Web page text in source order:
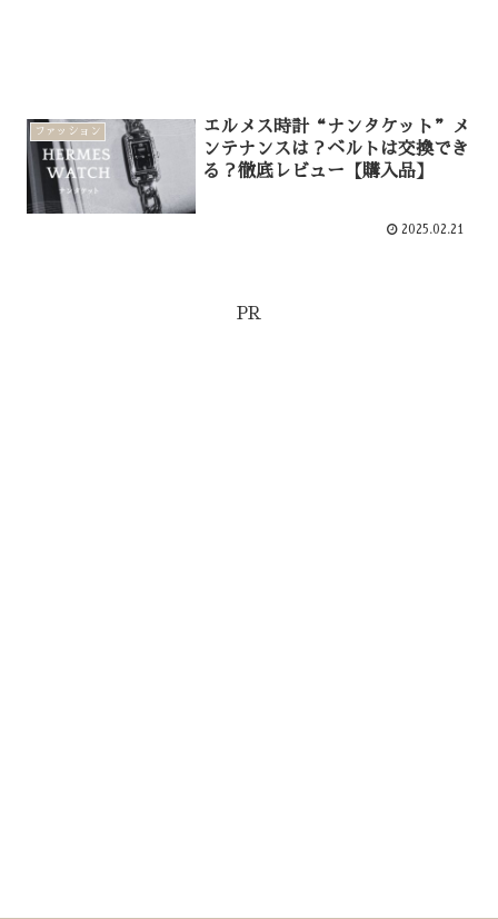
ファッション
エルメス時計“ナンタケット”メ
ンテナンスは？ベルトは交換でき
る？徹底レビュー【購入品】
2025.02.21
PR